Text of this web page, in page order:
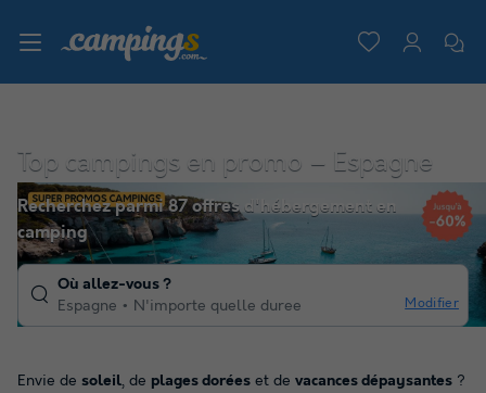
Top campings en promo – Espagne
Recherchez parmi 87 offres d'hébergement en
camping
Où allez-vous ?
Espagne
N'importe quelle duree Modifier
Envie de soleil, de plages dorées et de vacances dépaysantes ?